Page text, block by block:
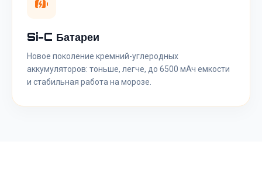
Si-C Батареи
Новое поколение кремний-углеродных
аккумуляторов: тоньше, легче, до 6500 мАч емкости
и стабильная работа на морозе.